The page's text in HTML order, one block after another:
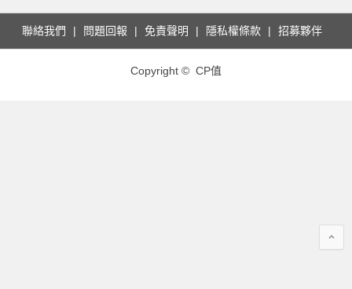
聯絡我們 問題回報 免責聲明 隱私權條款 招募夥伴
Copyright © CP值